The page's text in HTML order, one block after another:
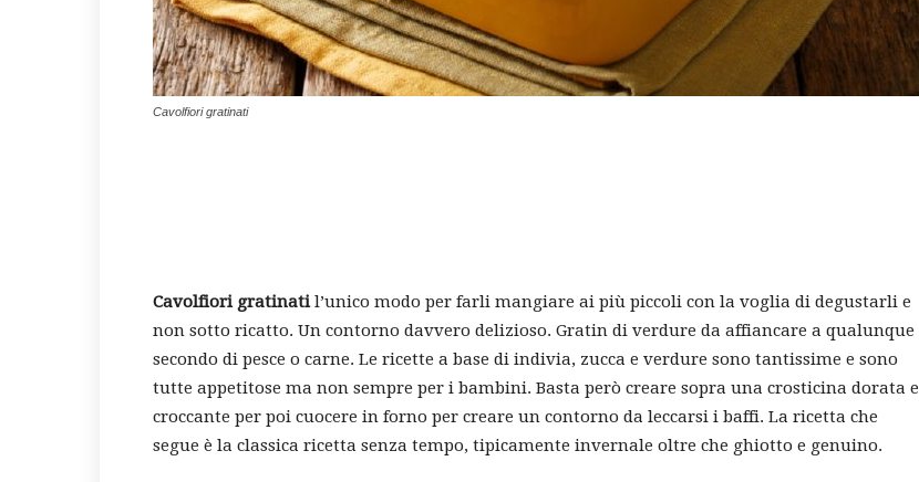
Cavolfiori gratinati
Cavolfiori gratinatil’unico modo per farli mangiare ai più piccoli con la voglia di degustarli e
non sotto ricatto. Un contorno davvero delizioso. Gratin di verdure da affiancare a qualunque
secondo di pesce o carne. Le ricette a base di indivia, zucca e verdure sono tantissime e sono
tutte appetitose ma non sempre per i bambini. Basta però creare sopra una crosticina dorata e
croccante per poi cuocere in forno per creare un contorno da leccarsi i baffi. La ricetta che
segue è la classica ricetta senza tempo, tipicamente invernale oltre che ghiotto e genuino.